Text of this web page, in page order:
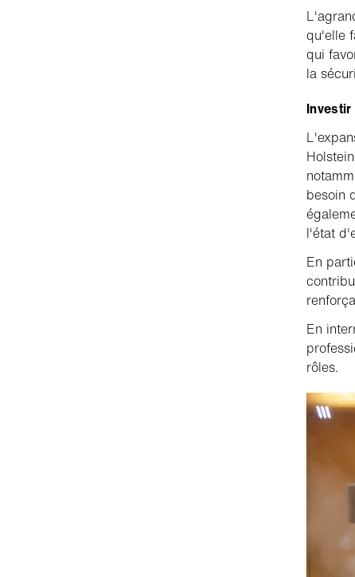
qu'elle
qui
la
besoin
l'état
En
En
rôles.